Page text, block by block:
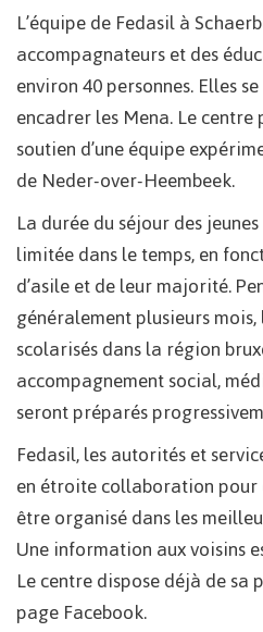
L’équipe de Fedasil à
accompagnateurs et des
environ 40 personnes. Elles
encadrer les Mena. Le
soutien d’une équipe
de Neder-over-Heembeek.
La durée du séjour des
limitée dans le temps, en
d’asile et de leur majorité.
généralement plusieurs
scolarisés dans la région
accompagnement social,
seront préparés
Fedasil, les autorités et
en étroite collaboration pour
être organisé dans les
Une information aux voisins
Le centre dispose déjà de sa
page Facebook.